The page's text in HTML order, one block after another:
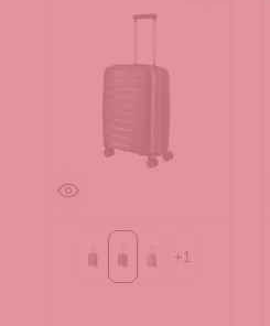
Eisblauanthrazitchampagner
+ 1